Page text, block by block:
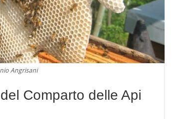
Angrisani
Comparto delle Api